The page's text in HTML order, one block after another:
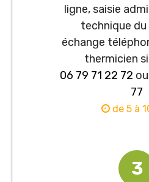
ligne, saisie
technique
échange
thermicien
06 79 71 22 72 ou
77
de 5 à
3